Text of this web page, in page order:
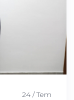
24 / Tem